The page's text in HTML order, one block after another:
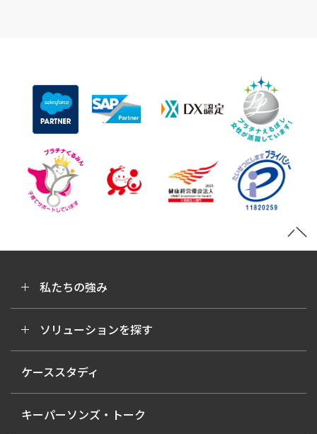
私たちの強み
ソリューションを探す
ケーススタディ
キーパーソンズ・トーク